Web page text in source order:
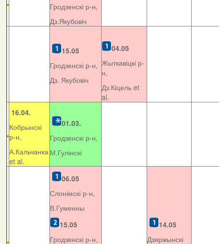
Гродзенскі р-н,
Дз.Якубовіч
15.05
Гродзенскі р-н,
Дз. Якубовіч
04.05
Жыткавіцкі р-
н,
Дз.Кіцель et
al.
16.04.
Кобрынскі
р-н,
А.Кальчанка
et al.
01.03.
Гродзенскі р-н,
М.Гулінскі
06.05
Слонімскі р-н,
В.Гуменны
15.05
Гродзенскі р-н,
14.05
Дзяржынскі